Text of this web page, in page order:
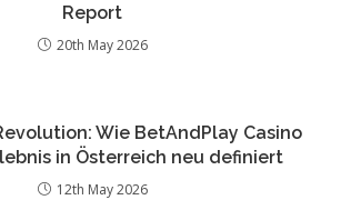
Report
20th May 2026
Wie BetAndPlay Casino
in Österreich neu definiert
12th May 2026